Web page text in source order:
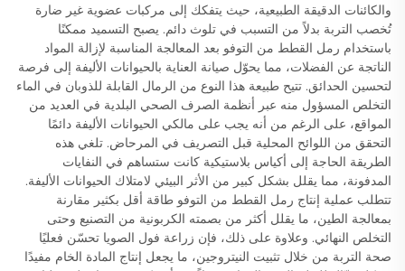
والكائنات الدقيقة الطبيعية، حيث يتفكك إلى مركبات عضوية غير ضارة
تُخصب التربة بدلاً من التسبب في تلوث دائم. يصبح التسميد ممكنًا
باستخدام رمل القطط من التوفو بعد المعالجة المناسبة لإزالة المواد
الناتجة عن الفضلات، مما يحوّل صيانة العناية بالحيوانات الأليفة إلى فرصة
لتحسين الحدائق. تتيح طبيعة هذا النوع من الرمال القابلة للذوبان في الماء
التخلص المسؤول منه عبر أنظمة الصرف الصحي البلدية في العديد من
المواقع، على الرغم من أنه يجب على مالكي الحيوانات الأليفة دائمًا
التحقق من اللوائح المحلية قبل التصريف في المرحاض. تلغي هذه
الطريقة الحاجة إلى أكياس بلاستيكية كانت ستساهم في النفايات
المدفونة، مما يقلل بشكل كبير من الأثر البيئي لامتلاك الحيوانات الأليفة.
تتطلب عملية إنتاج رمل القطط من التوفو طاقة أقل بكثير مقارنة
بمعالجة الطين، ما يقلل أكثر من بصمته الكربونية من التصنيع وحتى
التخلص النهائي. وعلاوة على ذلك، فإن زراعة فول الصويا تحسّن فعليًا
صحة التربة من خلال تثبيت النيتروجين، ما يجعل إنتاج المادة الخام مفيدًا